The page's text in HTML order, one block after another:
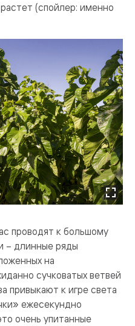
(спойлер: именно
проводят к большому
– длинные ряды
на
сучковатых ветвей
привыкают к игре света
ежесекундно
очень упитанные